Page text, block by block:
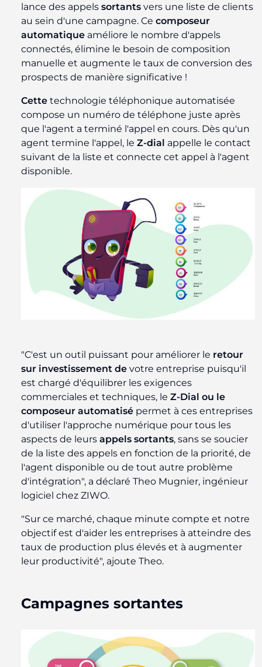
lance des appels sortants vers une liste de clients
au sein d'une campagne. Ce composeur
automatique améliore le nombre d'appels
connectés, élimine le besoin de composition
manuelle et augmente le taux de conversion des
prospects de manière significative !
Cette technologie téléphonique automatisée
compose un numéro de téléphone juste après
que l'agent a terminé l'appel en cours. Dès qu'un
agent termine l'appel, le Z-dial appelle le contact
suivant de la liste et connecte cet appel à l'agent
disponible.
"C'est un outil puissant pour améliorer le retour
sur investissement de votre entreprise puisqu'il
est chargé d'équilibrer les exigences
commerciales et techniques, le Z-Dial ou le
composeur automatisé permet à ces entreprises
d'utiliser l'approche numérique pour tous les
aspects de leurs appels sortants, sans se soucier
de la liste des appels en fonction de la priorité, de
l'agent disponible ou de tout autre problème
d'intégration", a déclaré Theo Mugnier, ingénieur
logiciel chez ZIWO.
"Sur ce marché, chaque minute compte et notre
objectif est d'aider les entreprises à atteindre des
taux de production plus élevés et à augmenter
leur productivité", ajoute Theo.
Campagnes sortantes